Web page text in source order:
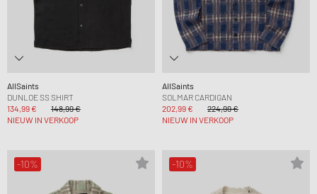
AllSaints
DUNLOE SS SHIRT
134,99 €
148,99 €
NIEUW IN VERKOOP
AllSaints
SOLMAR CARDIGAN
202,99 €
224,99 €
NIEUW IN VERKOOP
-10% -10%